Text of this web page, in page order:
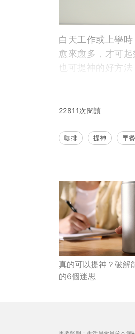
白天工作或上學
愈來愈多，才可
也可提神的好方法
22811次閱讀
咖排 提神 早餐
真的可以提神？破解
的6個迷思